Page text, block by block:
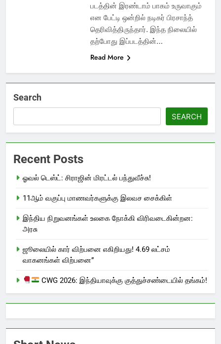
படத்தின் இரண்டாம் பாகம் உருவாகும்
என பேட்டி ஒன்றில் நடிகர் பிரசாந்த்
தெரிவித்திருந்தார். இந்த நிலையில்
தற்போது இப்படத்தின்…
Read More
Search
SEARCH
Recent Posts
ஓவல் டெஸ்ட்: சிராஜின் மிரட்டல் பந்துவீச்சு!
11ஆம் வகுப்பு மாணவர்களுக்கு இலவச சைக்கிள்
இந்திய நிறுவனங்கள் உலகை நோக்கி விரிவடைகின்றன:
அரசு
ஜூலையில் கார் விற்பனை எகிறியது! 4.69 லட்சம்
வாகனங்கள் விற்பனை”
CWG 2026: இந்தியாவுக்கு குத்துச்சண்டையில் தங்கம்!